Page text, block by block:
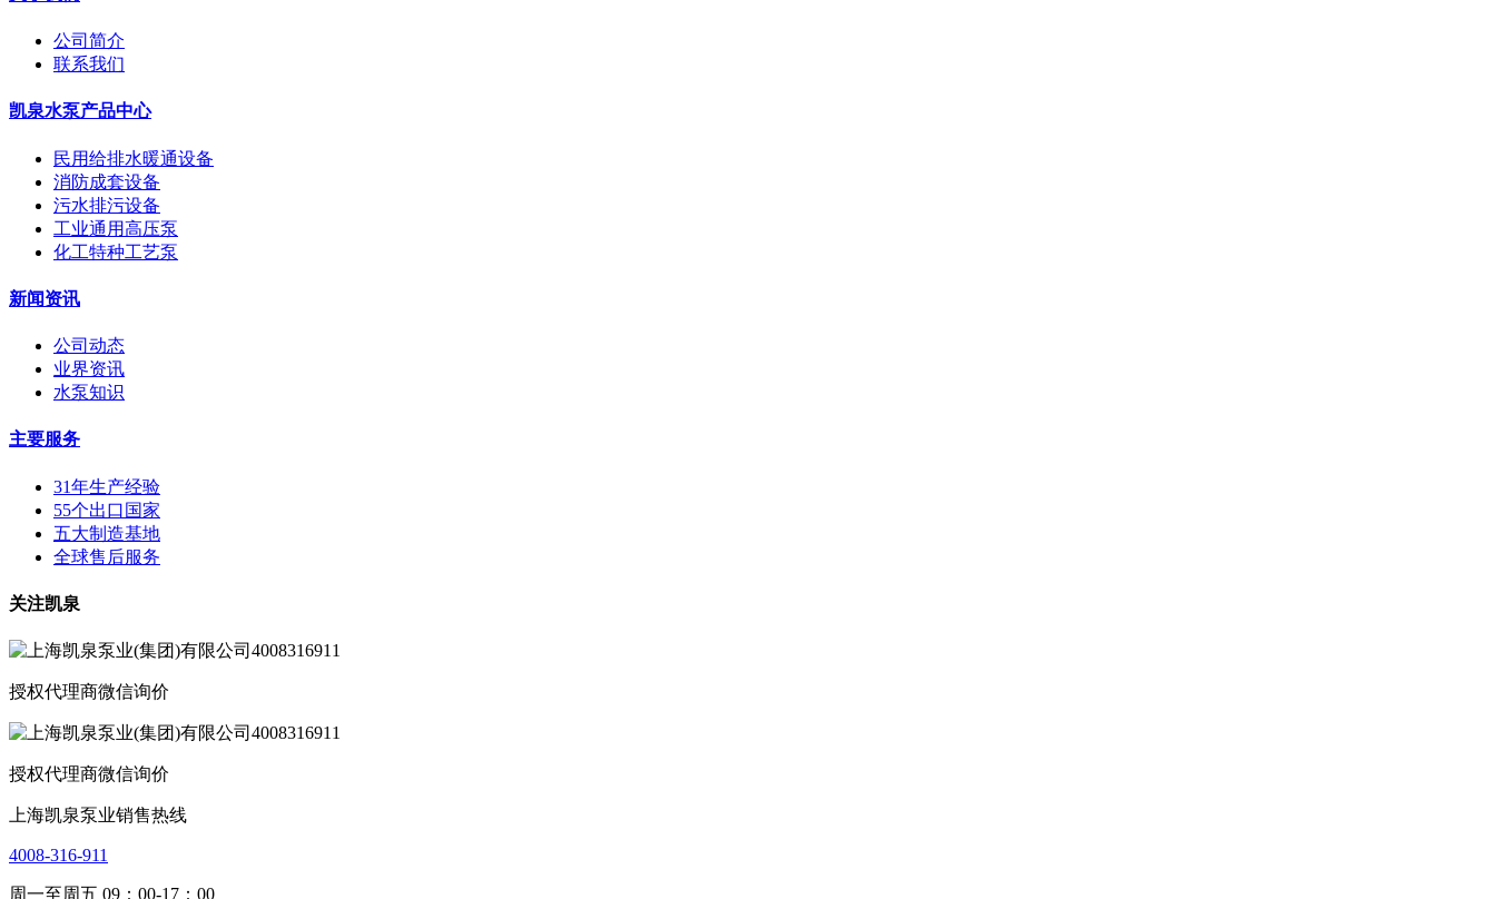
公司简介
联系我们
凯泉水泵产品中心
民用给排水暖通设备
消防成套设备
污水排污设备
工业通用高压泵
化工特种工艺泵
新闻资讯
公司动态
业界资讯
水泵知识
主要服务
31年生产经验
55个出口国家
五大制造基地
全球售后服务
关注凯泉
授权代理商微信询价
授权代理商微信询价
上海凯泉泵业销售热线
4008-316-911
周一至周五 09：00-17：00